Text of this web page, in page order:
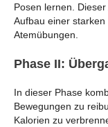
Posen lernen.
Aufbau einer starken
Atemübungen.
Phase II:
In dieser Phase
Bewegungen zu
Kalorien zu